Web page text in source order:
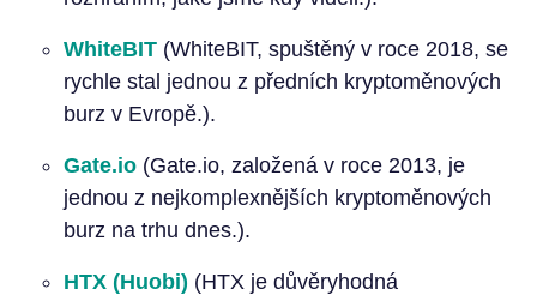
WhiteBIT(WhiteBIT, spuštěný v roce 2018, se
rychle stal jednou z předních kryptoměnových
burz v Evropě.).
Gate.io(Gate.io, založená v roce 2013, je
jednou z nejkomplexnějších kryptoměnových
burz na trhu dnes.).
HTX (Huobi) (HTX je důvěryhodná